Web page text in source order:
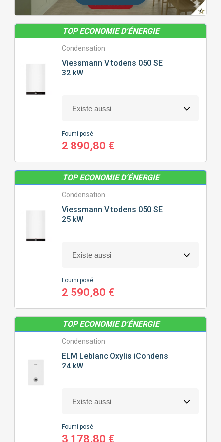
< 50M² 50M² À 100M²
100M² À 150M² 150M² À 200M²
200M² À 250M²
DE SALLE DE BAIN
1 DOUCHE/BAIGNOIRE
DE CHAUDIÈRE
POSITION
PRIX
€ 7394
J'ajoute des précisions
CONNECTIVITÉ (60)
TOP ECONOMIE D’ÉNERGIE
Condensation
Viessmann Vitodens 050 SE
32 kW
Fourni posé
2 890,80 €
TOP ECONOMIE D’ÉNERGIE
Condensation
Viessmann Vitodens 050 SE
25 kW
Fourni posé
2 590,80 €
TOP ECONOMIE D’ÉNERGIE
Condensation
ELM Leblanc Oxylis iCondens
24 kW
Fourni posé
3 178,80 €